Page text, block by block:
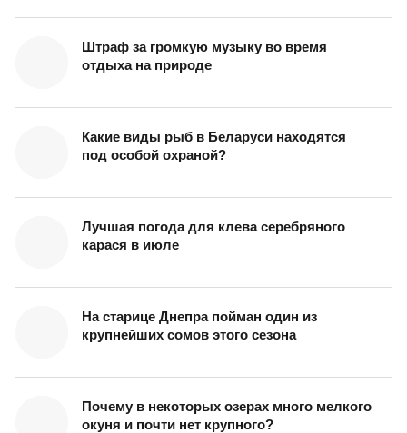
Штраф за громкую музыку во время
отдыха на природе
Какие виды рыб в Беларуси находятся
под особой охраной?
Лучшая погода для клева серебряного
карася в июле
На старице Днепра пойман один из
крупнейших сомов этого сезона
Почему в некоторых озерах много мелкого
окуня и почти нет крупного?